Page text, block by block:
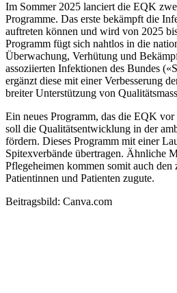
Im Sommer 2025 lanciert die EQK
Programme. Das erste bekämpft die
auftreten können und wird von 2025
Programm fügt sich nahtlos in die
Überwachung, Verhütung und
assoziierten Infektionen des Bundes
ergänzt diese mit einer Verbesserung
breiter Unterstützung von
Ein neues Programm, das die EQK vor
soll die Qualitätsentwicklung in der
fördern. Dieses Programm mit einer
Spitexverbände übertragen. Ähnliche
Pflegeheimen kommen somit auch den
Patientinnen und Patienten zugute.
Beitragsbild: Canva.com